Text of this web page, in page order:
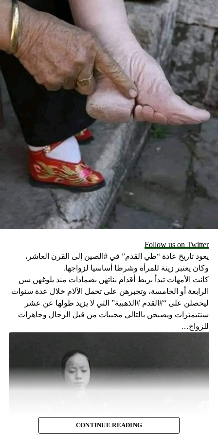
يسوع الفقير في عالمنا اليوم.
أنت لمستحقّة يا أم تريزا.
تشفّعي لنا عند يسوع.
RELATED TOPICS:
UP
لنيل شفاعة القديسة تيريزا الطفل يسوع في الحال
DON'T MISS
هل القربان الأقدس حقيقة؟ الجواب لكم بعد قراءة هذه
الحادثة
Follow us on Twitter
يعود تاريخ عادة “طي القدم” في #الصين إلى القرن العاشر،
وكان يعتبر زينة للمرأة وشرطا أساسيا لزواجها.
كانت الأمهات تبدأ بربط أقدام بناتهن بضمادات منذ بلوغهن سن
الرابعة أو الخامسة، وتجبرهن على تحمل الآلام خلال عدة سنوات
ليحصلن على “#القدم #الذهبية” التي لا يزيد طولها عن عشر
سنتيمترات ويصبحن بالتالي محببات من قبل الرجال وجاهزات
للزواج…
CONTINUE READING